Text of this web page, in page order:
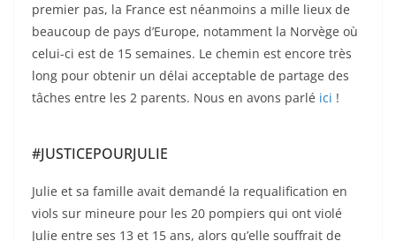
premier pas, la France est néanmoins a mille lieux de
beaucoup de pays d’Europe, notamment la Norvège où
celui-ci est de 15 semaines. Le chemin est encore très
long pour obtenir un délai acceptable de partage des
tâches entre les 2 parents. Nous en avons parlé ici !
#JUSTICEPOURJULIE
Julie et sa famille avait demandé la requalification en
viols sur mineure pour les 20 pompiers qui ont violé
Julie entre ses 13 et 15 ans, alors qu’elle souffrait de